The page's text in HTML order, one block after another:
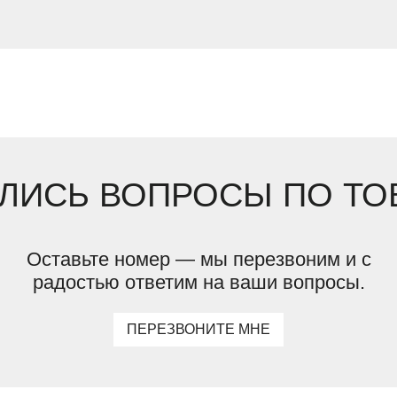
ВОПРОСЫ ПО
Оставьте номер — мы перезвоним и с
радостью ответим на ваши вопросы.
ПЕРЕЗВОНИТЕ МНЕ